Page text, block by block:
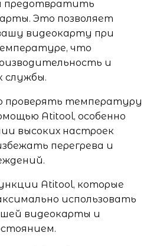
предотвратить
Это позволяет
видеокарту при
что
и
службы.
проверять температуру
Atitool, особенно
высоких настроек
перегрева и
Atitool, которые
использовать
видеокарты и